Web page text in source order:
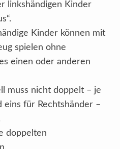
linkshändigen Kinder
Kinder können mit
spielen ohne
einen oder anderen
muss nicht doppelt – je
eins für Rechtshänder –
doppelten